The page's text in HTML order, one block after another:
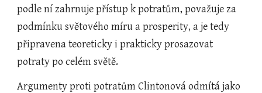
podle ní zahrnuje přístup k potratům, považuje za
podmínku světového míru a prosperity, a je tedy
připravena teoreticky i prakticky prosazovat
potraty po celém světě.
Argumenty proti potratům Clintonová odmítá jako